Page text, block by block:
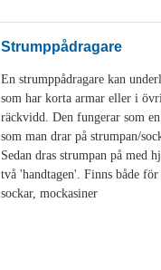
Strumppådragare
En strumppådragare kan
som har korta armar eller i
räckvidd. Den fungerar som
som man drar på strumpan/
Sedan dras strumpan på med
två 'handtagen'. Finns både
sockar, mockasiner